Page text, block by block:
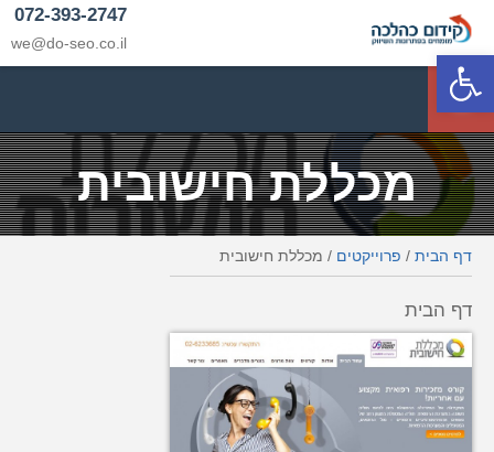
פתח סרגל נגישות
072-393-2747
we@do-seo.co.il
p
מכללת חישובית
דף הבית / פרוייקטים / מכללת חישובית
דף הבית